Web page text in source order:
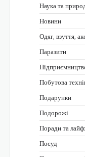
Наука та
Новини
Одяг, взуття,
Паразити
Побутова
Подарунки
Подорожі
Поради та
Посуд